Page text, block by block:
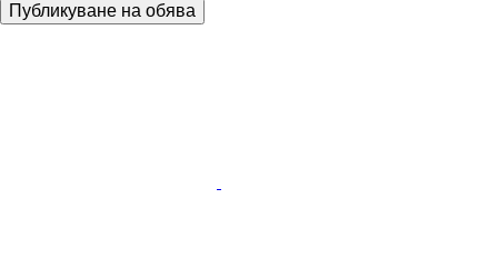
Публикуване на обява